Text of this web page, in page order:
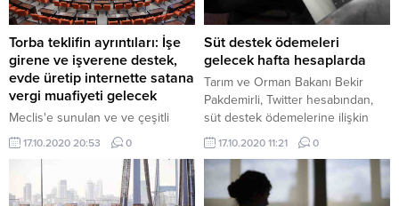
Torba teklifin ayrıntıları: İşe
girene ve işverene destek,
evde üretip internette satana
vergi muafiyeti gelecek
Meclis'e sunulan ve ve çeşitli
istihdam desteklerini öngören
teklifindeki 43 maddenin
ayrıntıları belli olmaya başladı.
17.10.2020 20:53 0
Süt destek ödemeleri
gelecek hafta hesaplarda
Tarım ve Orman Bakanı Bekir
Pakdemirli, Twitter hesabından,
süt destek ödemelerine ilişkin
paylaşımda bulundu. Bakan
Pakdemirli, paylaşımında ...
17.10.2020 11:21 0